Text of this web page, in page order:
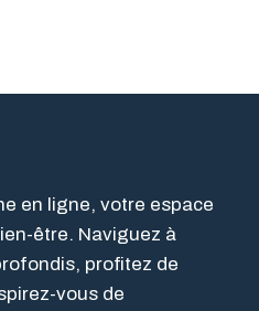
en ligne, votre espace
être. Naviguez à
profitez de
vous de